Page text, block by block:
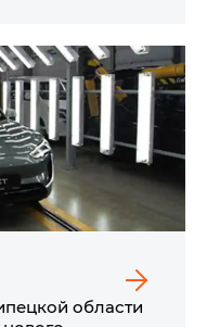
области